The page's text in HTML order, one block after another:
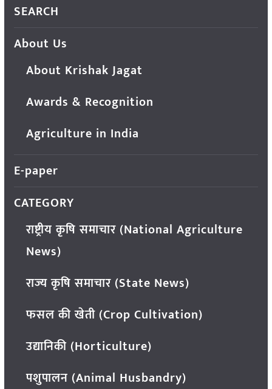
SEARCH
About Us
About Krishak Jagat
Awards & Recognition
Agriculture in India
E-paper
CATEGORY
राष्ट्रीय कृषि समाचार (National Agriculture
News)
राज्य कृषि समाचार (State News)
फसल की खेती (Crop Cultivation)
उद्यानिकी (Horticulture)
पशुपालन (Animal Husbandry)